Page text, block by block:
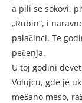
a pili se sokovi,
„Rubin“, i
palačinci. Te
pečenja.
U toj godini
Volujcu, gde je
mešano meso,